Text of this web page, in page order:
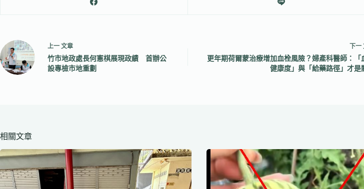
上一 文章
竹市地政處長何憲棋展現政績 首辦公
設專檢市地重劃
下一
更年期荷爾蒙治療增加血栓風險？婦產科醫師：「
健康度」與「給藥路徑」才是
相關文章